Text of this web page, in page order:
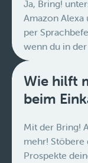
Ja, Bring!
Amazon Alexa
per
wenn du in
Wie hilft
beim
Mit der Bring!
mehr! Stöbere
Prospekte